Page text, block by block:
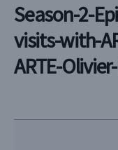
Season-2-
visits-with-
ARTE-